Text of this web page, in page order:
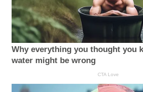
Why everything you thought you
water might be wrong
CTA Love